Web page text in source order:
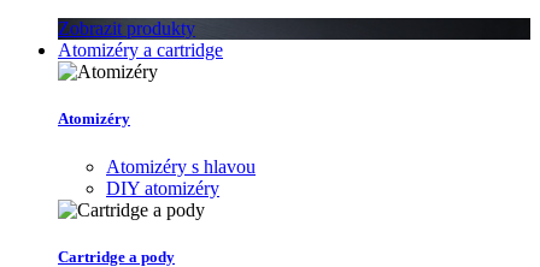
Zobrazit produkty
Atomizéry a cartridge
Atomizéry
Atomizéry s hlavou
DIY atomizéry
Cartridge a pody